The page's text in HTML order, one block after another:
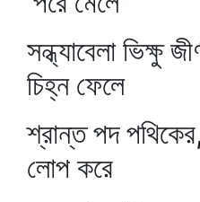
সন্ধ্যাবেলা ভিক্ষু
চিহ্ন ফেলে
শ্রান্ত পদ
লোপ করে